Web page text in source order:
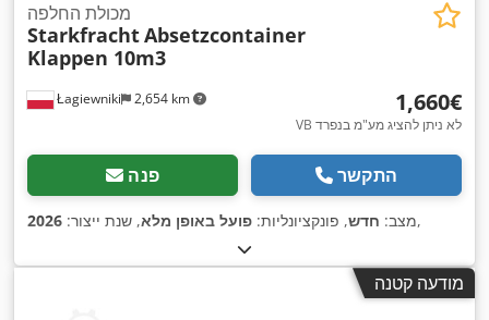
Łagiewniki 2,654 km
מכולת החלפה
StarkfrachtAbsetzcontainer
Klappen 10m3
‏1,660 ‏€
VB לא ניתן להציג מע"מ בנפרד
פנה התקשר
מצב: חדש, פונקציונליות: פועל באופן מלא, שנת ייצור: 2026 ,
מודעה קטנה